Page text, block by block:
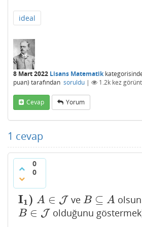
ideal
8 Mart 2022 Lisans Matematik
puan) tarafından soruldu | 1.2k kez
Cevap Yorum
1 cevap
0
0
I1)
I1) A ∈ J
A∈J ve B ⊆ A
B⊆A
B ∈ J
B∈J olduğunu